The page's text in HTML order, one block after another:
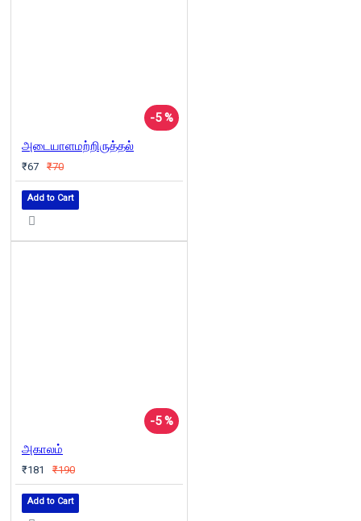
-5 %
அடையாளமற்றிருத்தல்
₹67 ₹70
Add to Cart
-5 %
அகாலம்
₹181 ₹190
Add to Cart